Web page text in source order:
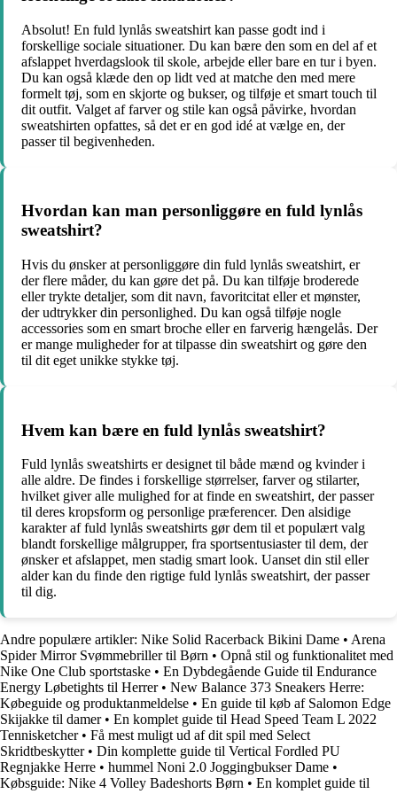
Absolut! En fuld lynlås sweatshirt kan passe godt ind i
forskellige sociale situationer. Du kan bære den som en del af et
afslappet hverdagslook til skole, arbejde eller bare en tur i byen.
Du kan også klæde den op lidt ved at matche den med mere
formelt tøj, som en skjorte og bukser, og tilføje et smart touch til
dit outfit. Valget af farver og stile kan også påvirke, hvordan
sweatshirten opfattes, så det er en god idé at vælge en, der
passer til begivenheden.
Hvordan kan man personliggøre en fuld lynlås
sweatshirt?
Hvis du ønsker at personliggøre din fuld lynlås sweatshirt, er
der flere måder, du kan gøre det på. Du kan tilføje broderede
eller trykte detaljer, som dit navn, favoritcitat eller et mønster,
der udtrykker din personlighed. Du kan også tilføje nogle
accessories som en smart broche eller en farverig hængelås. Der
er mange muligheder for at tilpasse din sweatshirt og gøre den
til dit eget unikke stykke tøj.
Hvem kan bære en fuld lynlås sweatshirt?
Fuld lynlås sweatshirts er designet til både mænd og kvinder i
alle aldre. De findes i forskellige størrelser, farver og stilarter,
hvilket giver alle mulighed for at finde en sweatshirt, der passer
til deres kropsform og personlige præferencer. Den alsidige
karakter af fuld lynlås sweatshirts gør dem til et populært valg
blandt forskellige målgrupper, fra sportsentusiaster til dem, der
ønsker et afslappet, men stadig smart look. Uanset din stil eller
alder kan du finde den rigtige fuld lynlås sweatshirt, der passer
til dig.
Andre populære artikler: Nike Solid Racerback Bikini Dame • Arena
Spider Mirror Svømmebriller til Børn • Opnå stil og funktionalitet med
Nike One Club sportstaske • En Dybdegående Guide til Endurance
Energy Løbetights til Herrer• New Balance 373 Sneakers Herre:
Købeguide og produktanmeldelse • En guide til køb af Salomon Edge
Skijakke til damer• En komplet guide til Head Speed Team L 2022
Tennisketcher• Få mest muligt ud af dit spil med Select
Skridtbeskytter• Din komplette guide til Vertical Fordled PU
Regnjakke Herre • hummel Noni 2.0 Joggingbukser Dame •
Købsguide: Nike 4 Volley Badeshorts Børn • En komplet guide til